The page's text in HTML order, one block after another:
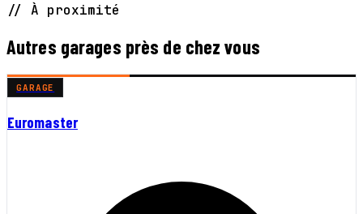
// À proximité
Autres garages près de chez vous
GARAGE
Euromaster